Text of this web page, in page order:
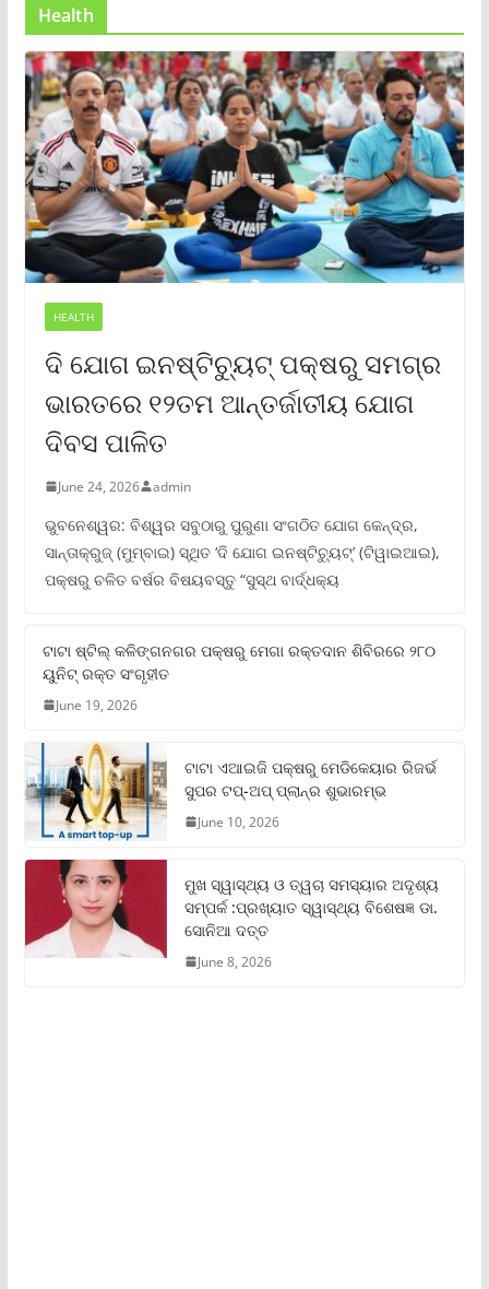
Health
HEALTH
ଦି ଯୋଗ ଇନଷ୍ଟିଚ୍ୟୁଟ୍ ପକ୍ଷରୁ ସମଗ୍ର
ଭାରତରେ ୧୨ତମ ଆନ୍ତର୍ଜାତୀୟ ଯୋଗ
ଦିବସ ପାଳିତ
June 24, 2026 admin
ଭୁବନେଶ୍ୱର: ବିଶ୍ୱର ସବୁଠାରୁ ପୁରୁଣା ସଂଗଠିତ ଯୋଗ କେନ୍ଦ୍ର,
ସାନ୍ତାକ୍ରୁଜ୍ (ମୁମ୍ବାଇ) ସ୍ଥିତ ‘ଦି ଯୋଗ ଇନଷ୍ଟିଚ୍ୟୁଟ୍‌’ (ଟିୱାଇଆଇ),
ପକ୍ଷରୁ ଚଳିତ ବର୍ଷର ବିଷୟବସ୍ତୁ “ସୁସ୍ଥ ବାର୍ଦ୍ଧକ୍ୟ
ଟାଟା ଷ୍ଟିଲ୍‌ କଳିଙ୍ଗନଗର ପକ୍ଷରୁ ମେଗା ରକ୍ତଦାନ ଶିବିରରେ ୨୮୦
ୟୁନିଟ୍‌ ରକ୍ତ ସଂଗୃହୀତ
June 19, 2026
ଟାଟା ଏଆଇଜି ପକ୍ଷରୁ ମେଡିକେୟାର ରିଜର୍ଭ
ସୁପର ଟପ୍‌-ଅପ୍ ପ୍ଲାନ୍‌ର ଶୁଭାରମ୍ଭ
June 10, 2026
ମୁଖ ସ୍ୱାସ୍ଥ୍ୟ ଓ ତ୍ୱଚା ସମସ୍ୟାର ଅଦୃଶ୍ୟ
ସମ୍ପର୍କ :ପ୍ରଖ୍ୟାତ ସ୍ୱାସ୍ଥ୍ୟ ବିଶେଷଜ୍ଞ ଡା.
ସୋନିଆ ଦତ୍ତ
June 8, 2026